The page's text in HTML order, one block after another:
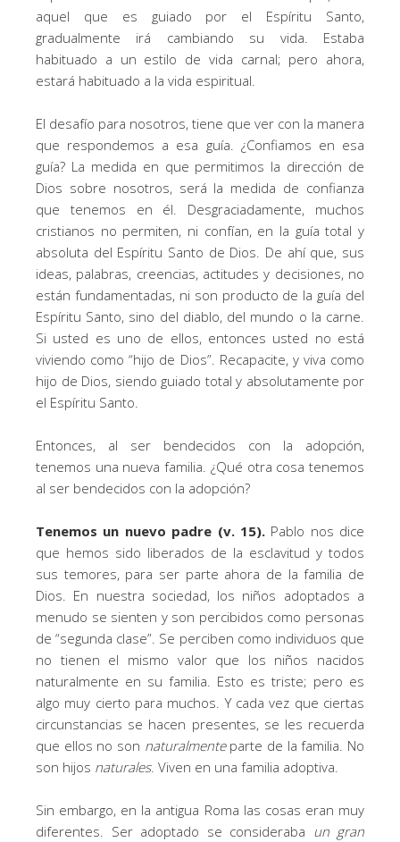
aquel que es guiado por el Espíritu Santo,
gradualmente irá cambiando su vida. Estaba
habituado a un estilo de vida carnal; pero ahora,
estará habituado a la vida espiritual.
El desafío para nosotros, tiene que ver con la manera
que respondemos a esa guía. ¿Confiamos en esa
guía? La medida en que permitimos la dirección de
Dios sobre nosotros, será la medida de confianza
que tenemos en él. Desgraciadamente, muchos
cristianos no permiten, ni confían, en la guía total y
absoluta del Espíritu Santo de Dios. De ahí que, sus
ideas, palabras, creencias, actitudes y decisiones, no
están fundamentadas, ni son producto de la guía del
Espíritu Santo, sino del diablo, del mundo o la carne.
Si usted es uno de ellos, entonces usted no está
viviendo como “hijo de Dios”. Recapacite, y viva como
hijo de Dios, siendo guiado total y absolutamente por
el Espíritu Santo.
Entonces, al ser bendecidos con la adopción,
tenemos una nueva familia. ¿Qué otra cosa tenemos
al ser bendecidos con la adopción?
Tenemos un nuevo padre (v. 15).Pablo nos dice
que hemos sido liberados de la esclavitud y todos
sus temores, para ser parte ahora de la familia de
Dios. En nuestra sociedad, los niños adoptados a
menudo se sienten y son percibidos como personas
de “segunda clase”. Se perciben como individuos que
no tienen el mismo valor que los niños nacidos
naturalmente en su familia. Esto es triste; pero es
algo muy cierto para muchos. Y cada vez que ciertas
circunstancias se hacen presentes, se les recuerda
que ellos no son naturalmenteparte de la familia. No
son hijos naturales. Viven en una familia adoptiva.
Sin embargo, en la antigua Roma las cosas eran muy
diferentes. Ser adoptado se consideraba un gran